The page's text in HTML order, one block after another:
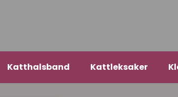
Katthalsband Kattleksaker